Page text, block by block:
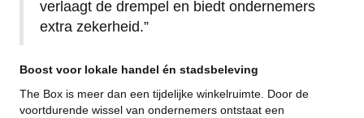
verlaagt de drempel en biedt ondernemers
extra zekerheid.”
Boost voor lokale handel én stadsbeleving
The Box is meer dan een tijdelijke winkelruimte. Door de
voortdurende wissel van ondernemers ontstaat een